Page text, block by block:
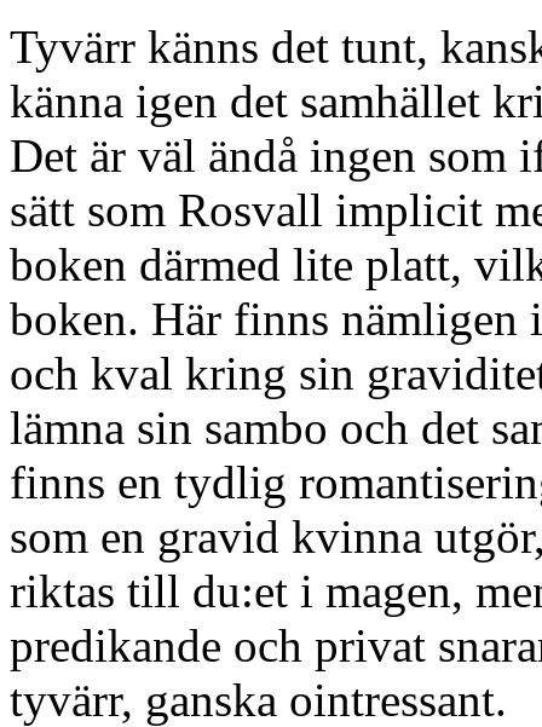
Tyvärr känns det tunt,
känna igen det samhället
Det är väl ändå ingen som
sätt som Rosvall implicit
boken därmed lite platt,
boken. Här finns nämligen
och kval kring sin
lämna sin sambo och det
finns en tydlig
som en gravid kvinna
riktas till du:et i magen,
predikande och privat
tyvärr, ganska ointressant.